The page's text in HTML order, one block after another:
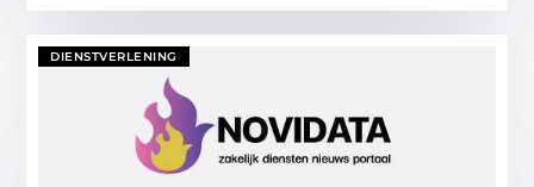
DIENSTVERLENING